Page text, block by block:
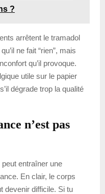
?
arrêtent le tramadol
ne fait “rien”, mais
qu’il provoque.
utile sur le papier
dégrade trop la qualité
n’est pas
entraîner une
En clair, le corps
devenir difficile. Si tu